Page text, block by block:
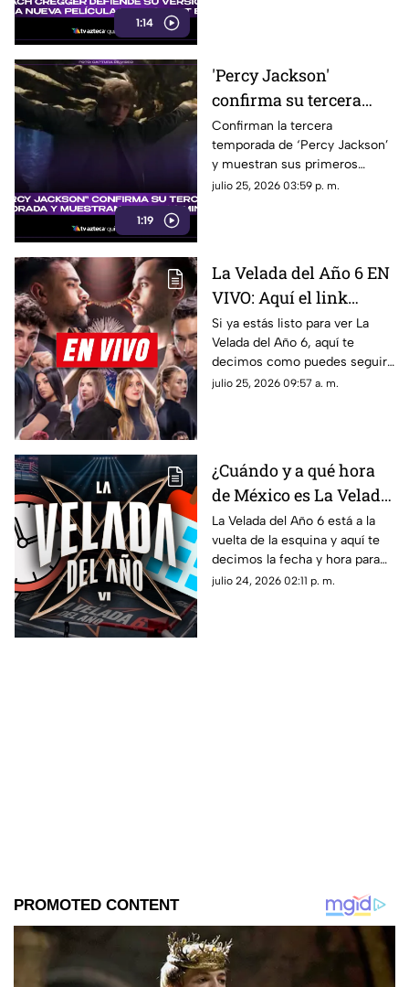
1:14
1:19
'Percy Jackson'
confirma su tercera
temporada y muestra
sus primeros minutos:
¿Cuándo se estrena?
Confirman la tercera
temporada de ‘Percy Jackson’
y muestran sus primeros
minutos. Fecha de estreno y
julio 25, 2026 03:59 p. m.
La Velada del Año 6 EN
VIVO: Aquí el link
directo para seguir
GRATIS la transmisión
de las peleas de
creadores de contenido
Si ya estás listo para ver La
Velada del Año 6, aquí te
decimos como puedes seguir
en vivo y completamente
julio 25, 2026 09:57 a. m.
¿Cuándo y a qué hora
de México es La Velada
del Año 6? Fecha y hora
para ver GRATIS el
evento de boxeo de
creadores de contenido
La Velada del Año 6 está a la
vuelta de la esquina y aquí te
decimos la fecha y hora para
ver gratis desde México el
julio 24, 2026 02:11 p. m.